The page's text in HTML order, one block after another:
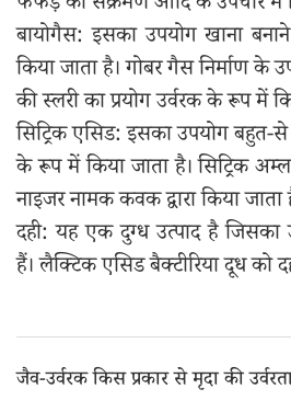
बायोगैस: इसका उपयोग खाना
किया जाता है। गोबर गैस निर्माण के
की स्लरी का प्रयोग उर्वरक के रूप में
सिट्रिक एसिड: इसका उपयोग बहुत-से
के रूप में किया जाता है। सिट्रिक
नाइजर नामक कवक द्वारा किया जाता
दही: यह एक दुग्ध उत्पाद है जिसका
हैं। लैक्टिक एसिड बैक्टीरिया दूध को
जैव-उर्वरक किस प्रकार से मृदा की